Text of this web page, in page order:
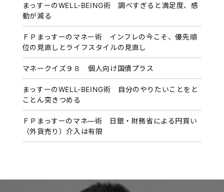
ブ
まっすーのWELL-BEING術 調べすぎると満足度、感
動が減る
ＦＰまっすーのマネー術 インフレの今こそ、優先順
位の見直しとライフスタイルの見直し
マネークイズ９８ 個人向け国債プラス
まっすーのWELL-BEING術 自分のやりたいことをと
ことん突きつめる
ＦＰまっすーのマネ―術 日銀・財務省による円買い
（外貨売り）介入は有限